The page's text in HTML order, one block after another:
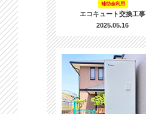
補助金利用
エコキュート交換工事
2025.05.16